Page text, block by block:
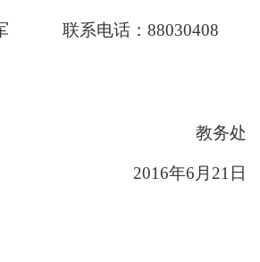
联系电话：88030408
教务处
2016年6月21日